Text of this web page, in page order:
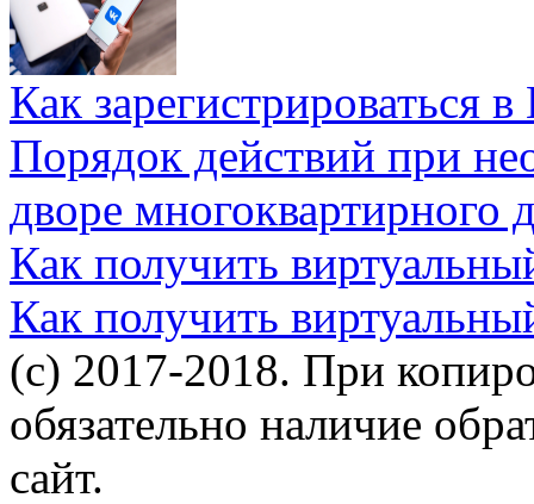
Как зарегистрироваться
Порядок действий при
дворе многоквартирного
Как получить
Как получить
(c) 2017-2018. При
обязательно наличие
сайт.